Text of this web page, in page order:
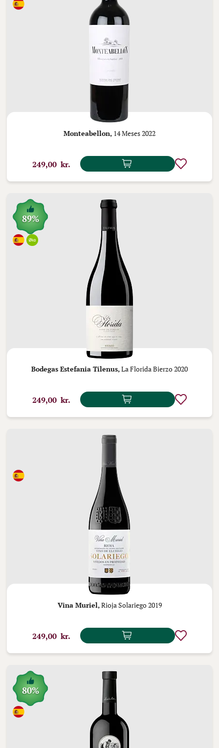
Monteabellon, 14 Meses 2022
249,00 kr.
89%
Bodegas Estefania Tilenus,La Florida Bierzo 2020
249,00 kr.
Vina Muriel, Rioja Solariego 2019
249,00 kr.
80%